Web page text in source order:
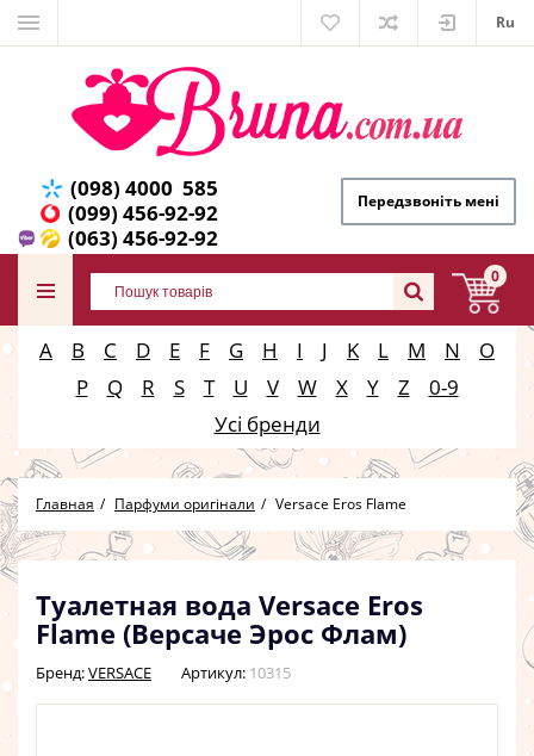
Ru
(098) 4000 585
(099) 456-92-92
(063) 456-92-92
Передзвоніть мені
0
A B C D E F G H I J K L M N
O
P
Q R S T U V W X Y Z
0-9
Усі бренди
Главная Парфуми оригінали Versace Eros Flame
Туалетная вода Versace Eros
Flame (Версаче Эрос Флам)
Бренд:VERSACE Артикул: 10315